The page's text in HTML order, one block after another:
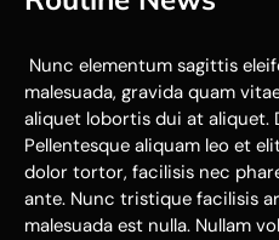
Nunc elementum sagittis
malesuada, gravida quam
aliquet lobortis dui at aliquet.
Pellentesque aliquam leo et
dolor tortor, facilisis nec
ante. Nunc tristique facilisis
malesuada est nulla. Nullam